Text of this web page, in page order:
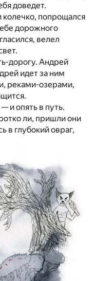
доведет.
попрощался
дорожного
велел
дорогу. Андрей
идет за ним
реками-озерами,
и опять в путь.
ли, пришли они
в глубокий овраг,